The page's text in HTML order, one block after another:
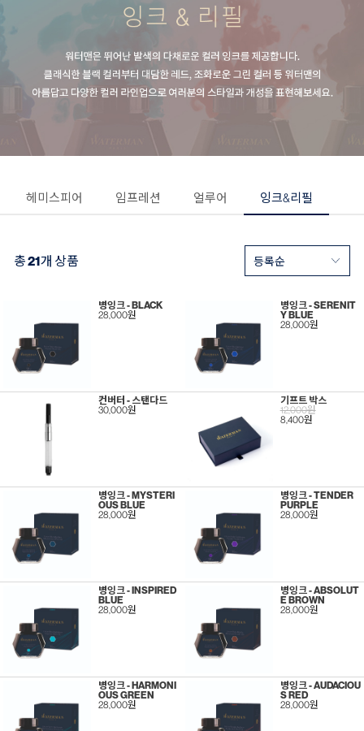
헤미스피어 임프레션 얼루어 잉크&리필
총21개 상품
병잉크 - BLACK
28,000원
병잉크 - SERENIT
Y BLUE
28,000원
컨버터 - 스탠다드
30,000원
기프트 박스
12,000원
8,400원
병잉크 - MYSTERI
OUS BLUE
28,000원
병잉크 - TENDER
PURPLE
28,000원
병잉크 - INSPIRED
BLUE
28,000원
병잉크 - ABSOLUT
E BROWN
28,000원
병잉크 - HARMONI
OUS GREEN
28,000원
병잉크 - AUDACIOU
S RED
28,000원